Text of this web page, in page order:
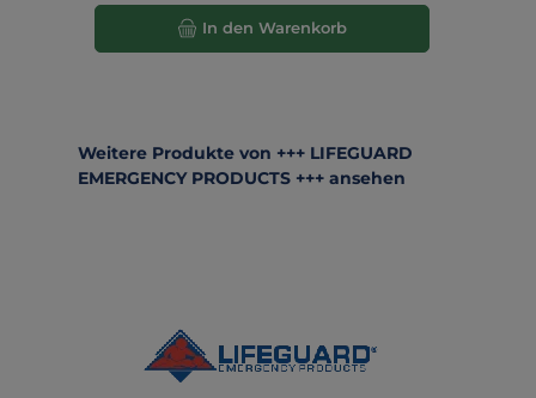
In den Warenkorb
Produktgalerie überspringen
Weitere Produkte von +++ LIFEGUARD
EMERGENCY PRODUCTS +++ ansehen